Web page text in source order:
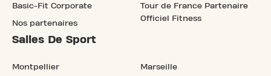
Basic-Fit Corporate
Nos partenaires
Tour de France Partenaire
Officiel Fitness
Salles De Sport
Montpellier Marseille